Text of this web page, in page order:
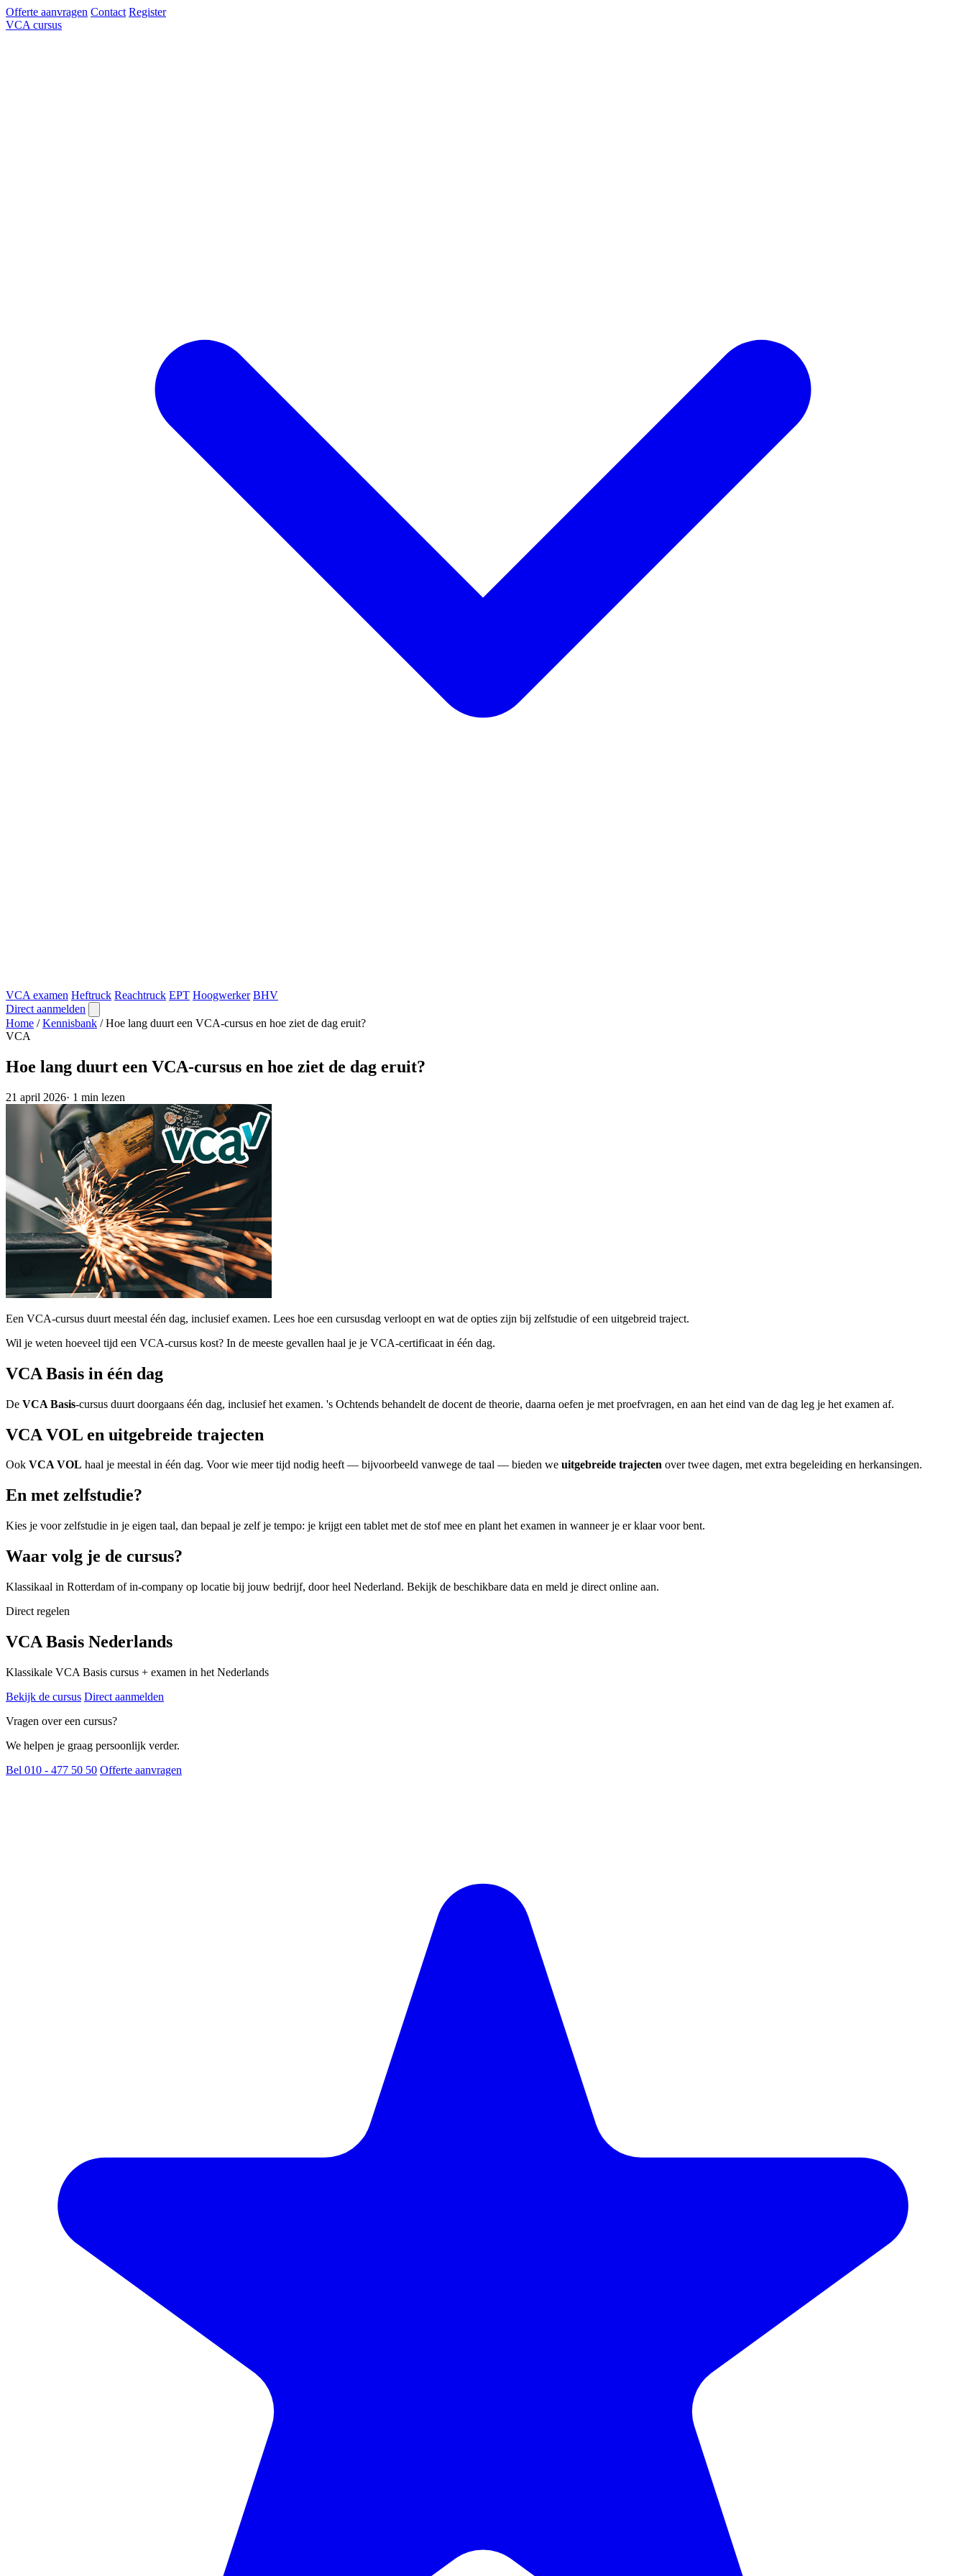
Offerte aanvragen Contact Register
VCA cursus
VCA examen Heftruck Reachtruck EPT Hoogwerker BHV
Direct aanmelden
Home / Kennisbank / Hoe lang duurt een VCA-cursus en hoe ziet de dag eruit?
VCA
Hoe lang duurt een VCA-cursus en hoe ziet de dag eruit?
21 april 2026· 1 min lezen
Een VCA-cursus duurt meestal één dag, inclusief examen. Lees hoe een cursusdag verloopt en wat de opties zijn bij zelfstudie of een uitgebreid traject.
Wil je weten hoeveel tijd een VCA-cursus kost? In de meeste gevallen haal je je VCA-certificaat in één dag.
VCA Basis in één dag
De VCA Basis-cursus duurt doorgaans één dag, inclusief het examen. 's Ochtends behandelt de docent de theorie, daarna oefen je met proefvragen, en aan het eind van de dag leg je het examen af.
VCA VOL en uitgebreide trajecten
Ook VCA VOL haal je meestal in één dag. Voor wie meer tijd nodig heeft — bijvoorbeeld vanwege de taal — bieden we uitgebreide trajecten over twee dagen, met extra begeleiding en herkansingen.
En met zelfstudie?
Kies je voor zelfstudie in je eigen taal, dan bepaal je zelf je tempo: je krijgt een tablet met de stof mee en plant het examen in wanneer je er klaar voor bent.
Waar volg je de cursus?
Klassikaal in Rotterdam of in-company op locatie bij jouw bedrijf, door heel Nederland. Bekijk de beschikbare data en meld je direct online aan.
Direct regelen
VCA Basis Nederlands
Klassikale VCA Basis cursus + examen in het Nederlands
Bekijk de cursus Direct aanmelden
Vragen over een cursus?
We helpen je graag persoonlijk verder.
Bel 010 - 477 50 50 Offerte aanvragen